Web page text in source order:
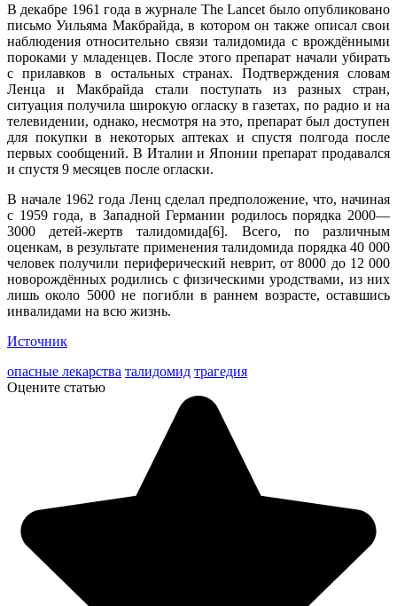
В декабре 1961 года в журнале The Lancet было опубликовано
письмо Уильяма Макбрайда, в котором он также описал свои
наблюдения относительно связи талидомида с врождёнными
пороками у младенцев. После этого препарат начали убирать
с прилавков в остальных странах. Подтверждения словам
Ленца и Макбрайда стали поступать из разных стран,
ситуация получила широкую огласку в газетах, по радио и на
телевидении, однако, несмотря на это, препарат был доступен
для покупки в некоторых аптеках и спустя полгода после
первых сообщений. В Италии и Японии препарат продавался
и спустя 9 месяцев после огласки.
В начале 1962 года Ленц сделал предположение, что, начиная
с 1959 года, в Западной Германии родилось порядка 2000—
3000 детей-жертв талидомида[6]. Всего, по различным
оценкам, в результате применения талидомида порядка 40 000
человек получили периферический неврит, от 8000 до 12 000
новорождённых родились с физическими уродствами, из них
лишь около 5000 не погибли в раннем возрасте, оставшись
инвалидами на всю жизнь.
Источник
опасные лекарства талидомид трагедия
Оцените статью